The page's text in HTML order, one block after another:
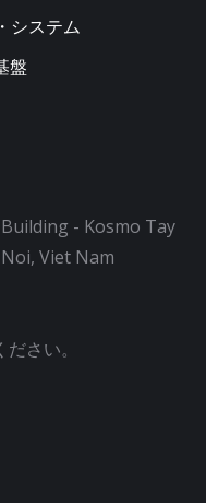
システム
盤
- Kosmo Tay
Viet Nam
さい。